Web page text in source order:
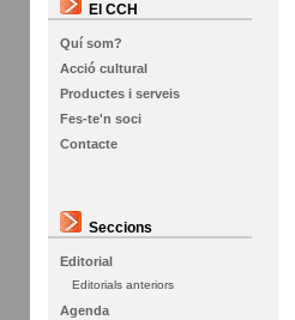
El CCH
Quí som?
Acció cultural
Productes i serveis
Fes-te'n soci
Contacte
Seccions
Editorial
Editorials anteriors
Agenda